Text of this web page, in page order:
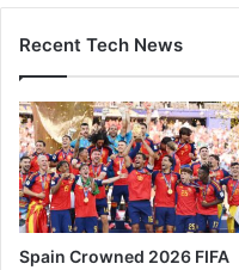
Recent Tech News
Spain Crowned 2026 FIFA